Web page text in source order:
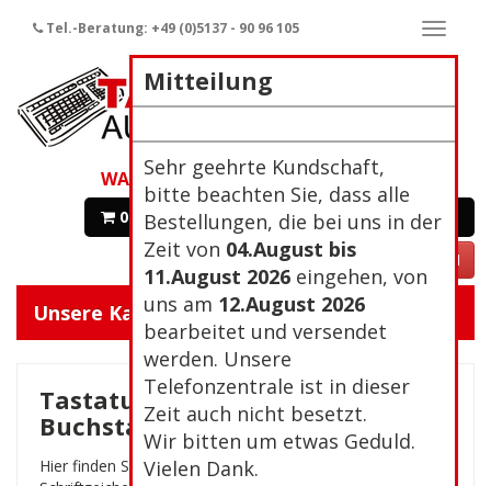
Mitteilung
Sehr geehrte Kundschaft,
bitte beachten Sie, dass alle
Bestellungen, die bei uns in der
Zeit von 04.August bis
11.August 2026 eingehen, von
uns am 12.August 2026
bearbeitet und versendet
werden. Unsere
Telefonzentrale ist in dieser
Zeit auch nicht besetzt.
Wir bitten um etwas Geduld.
Vielen Dank.
ein-/
Tel.-Beratung: +49 (0)5137 - 90 96 105
WARENKORB
0 Artikel 0,00€ Zur Kasse
VERTRAG WIDERRUFEN
ein/
Unsere Kategorien:
Tastaturaufkleber Grosse
Buchstaben
Hier finden Sie die Tastaturaufkleber mit den grossen